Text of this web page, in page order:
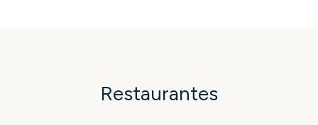
Restaurantes